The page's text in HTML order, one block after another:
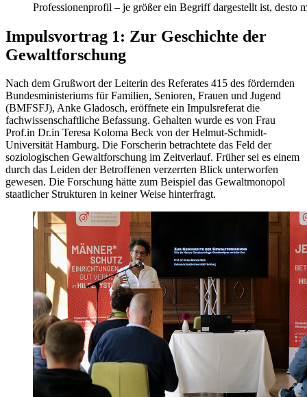
Professionenprofil – je größer ein Begriff dargestellt ist, desto
Impulsvortrag 1: Zur Geschichte der
Gewaltforschung
Nach dem Grußwort der Leiterin des Referates 415 des fördernden
Bundesministeriums für Familien, Senioren, Frauen und Jugend
(BMFSFJ), Anke Gladosch, eröffnete ein Impulsreferat die
fachwissenschaftliche Befassung. Gehalten wurde es von Frau
Prof.in Dr.in Teresa Koloma Beck von der Helmut-Schmidt-
Universität Hamburg. Die Forscherin betrachtete das Feld der
soziologischen Gewaltforschung im Zeitverlauf. Früher sei es einem
durch das Leiden der Betroffenen verzerrten Blick unterworfen
gewesen. Die Forschung hätte zum Beispiel das Gewaltmonopol
staatlicher Strukturen in keiner Weise hinterfragt.